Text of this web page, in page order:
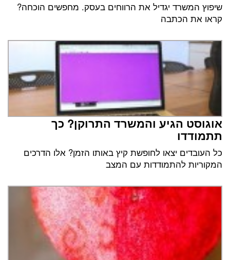
שיפוץ המשרד יגדיל את הרווחים בעסק. מחפשים הוכחה?
קראו את הכתבה
אוגוסט הגיע והמשרד התרוקן? כך
תתמודדו
כל העובדים יצאו לחופשת קיץ באותו הזמן? אלו הדרכים
המקוריות להתמודדות עם המצב